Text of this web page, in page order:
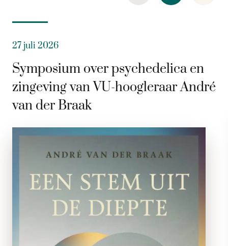
27 juli 2026
Symposium over psychedelica en
zingeving van VU-hoogleraar André
van der Braak